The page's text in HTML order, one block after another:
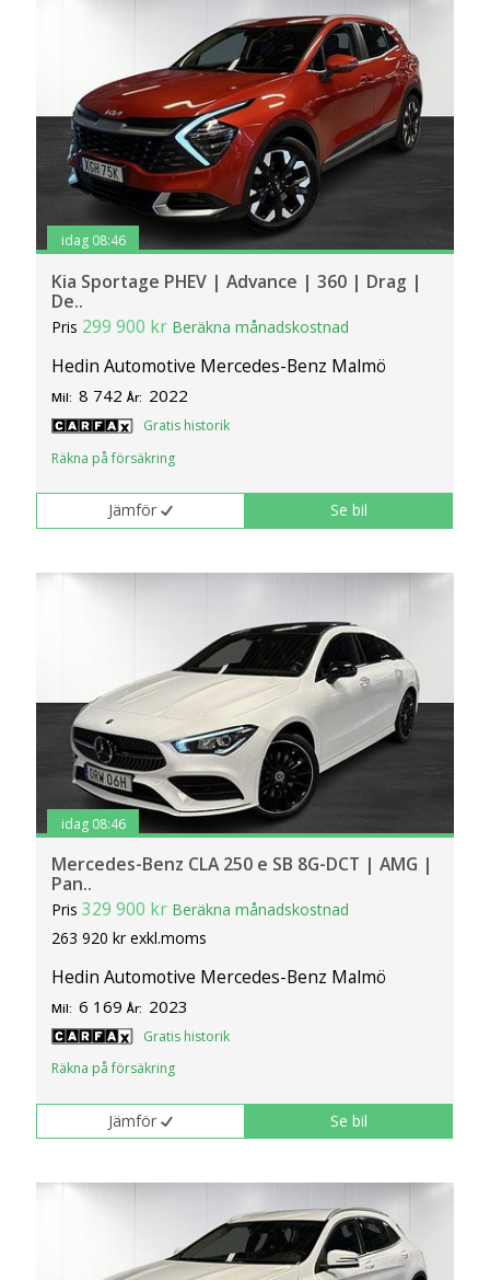
idag 08:46
Kia Sportage PHEV | Advance | 360 | Drag |
De..
Pris 299 900 kr Beräkna månadskostnad
Hedin Automotive Mercedes-Benz Malmö
Mil: 8 742 År: 2022
Gratis historik
Räkna på försäkring
Jämför Se bil
idag 08:46
Mercedes-Benz CLA 250 e SB 8G-DCT | AMG |
Pan..
Pris329 900 kr Beräkna månadskostnad
263 920 kr exkl.moms
Hedin Automotive Mercedes-Benz Malmö
Mil: 6 169 År: 2023
Gratis historik
Räkna på försäkring
Jämför Se bil